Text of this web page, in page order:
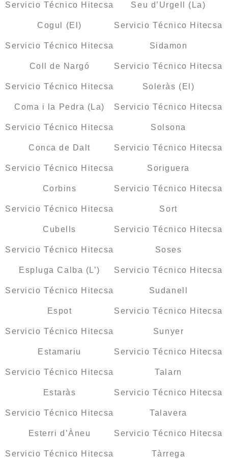
Servicio Técnico Hitecsa
Cogul (El)
Servicio Técnico Hitecsa
Coll de Nargó
Servicio Técnico Hitecsa
Coma i la Pedra (La)
Servicio Técnico Hitecsa
Conca de Dalt
Servicio Técnico Hitecsa
Corbins
Servicio Técnico Hitecsa
Cubells
Servicio Técnico Hitecsa
Espluga Calba (L’)
Servicio Técnico Hitecsa
Espot
Servicio Técnico Hitecsa
Estamariu
Servicio Técnico Hitecsa
Estaràs
Servicio Técnico Hitecsa
Esterri d’Àneu
Servicio Técnico Hitecsa
Seu d’Urgell (La)
Servicio Técnico Hitecsa
Sidamon
Servicio Técnico Hitecsa
Soleràs (El)
Servicio Técnico Hitecsa
Solsona
Servicio Técnico Hitecsa
Soriguera
Servicio Técnico Hitecsa
Sort
Servicio Técnico Hitecsa
Soses
Servicio Técnico Hitecsa
Sudanell
Servicio Técnico Hitecsa
Sunyer
Servicio Técnico Hitecsa
Talarn
Servicio Técnico Hitecsa
Talavera
Servicio Técnico Hitecsa
Tàrrega